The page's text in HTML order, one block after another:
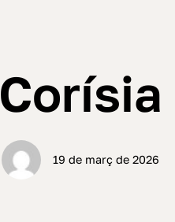
Corísia
19 de març de 2026